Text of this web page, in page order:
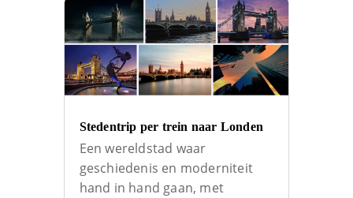
Stedentrip per trein naar Londen
Een wereldstad waar
geschiedenis en moderniteit
hand in hand gaan, met